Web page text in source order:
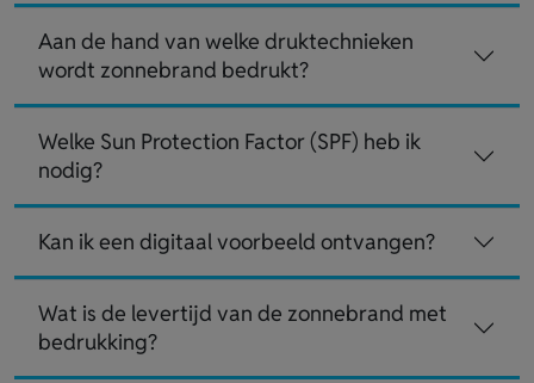
Aan de hand van welke druktechnieken
wordt zonnebrand bedrukt?
Welke Sun Protection Factor (SPF) heb ik
nodig?
Kan ik een digitaal voorbeeld ontvangen?
Wat is de levertijd van de zonnebrand met
bedrukking?